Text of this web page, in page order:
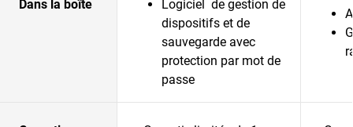
Dans la boîte
Logiciel de gestion de
dispositifs et de
sauvegarde avec
protection par mot de
passe